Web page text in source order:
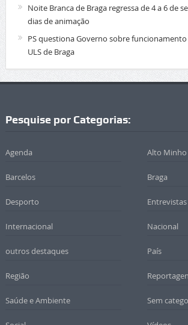
Noite Branca de Braga regressa de 4 a 6 de
dias de animação
PS questiona Governo sobre
ULS de Braga
Pesquise por Categorias:
Agenda Alto Minho
Barcelos Braga
Desporto Entrevistas
Internacional Nacional
outros destaques País
Região
Saúde e Ambiente Sem